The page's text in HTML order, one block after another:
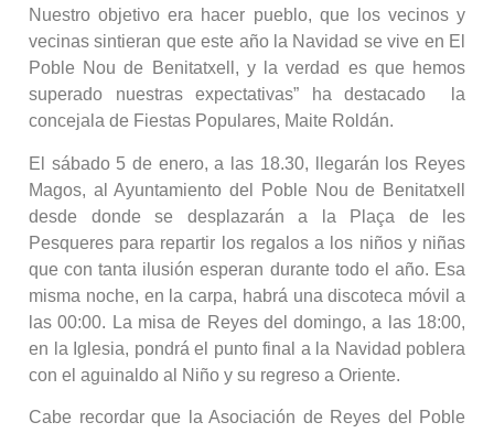
Nuestro objetivo era hacer pueblo, que los vecinos y
vecinas sintieran que este año la Navidad se vive en El
Poble Nou de Benitatxell, y la verdad es que hemos
superado nuestras expectativas” ha destacado la
concejala de Fiestas Populares, Maite Roldán.
El sábado 5 de enero, a las 18.30, llegarán los Reyes
Magos, al Ayuntamiento del Poble Nou de Benitatxell
desde donde se desplazarán a la Plaça de les
Pesqueres para repartir los regalos a los niños y niñas
que con tanta ilusión esperan durante todo el año. Esa
misma noche, en la carpa, habrá una discoteca móvil a
las 00:00. La misa de Reyes del domingo, a las 18:00,
en la Iglesia, pondrá el punto final a la Navidad poblera
con el aguinaldo al Niño y su regreso a Oriente.
Cabe recordar que la Asociación de Reyes del Poble